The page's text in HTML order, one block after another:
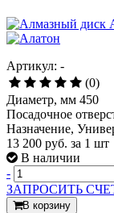
Артикул: -
(0)
Диаметр, мм 450
Посадочное
Назначение,
13 200 руб. за 1 шт
В наличии
-
ЗАПРОСИТЬ
В корзину